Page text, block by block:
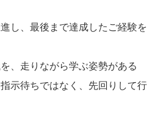
し、最後まで達成したご経験を
、走りながら学ぶ姿勢がある
示待ちではなく、先回りして行